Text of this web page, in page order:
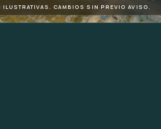
ILUSTRATIVAS. CAMBIOS SIN PREVIO AVISO.